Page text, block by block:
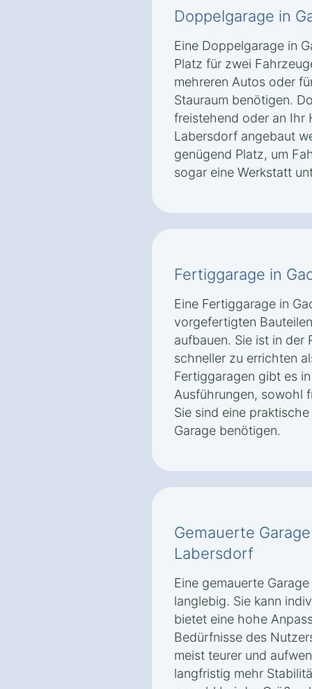
Doppelgarage in
Eine Doppelgarage in
Platz für zwei
mehreren Autos oder
Stauraum benötigen.
freistehend oder an Ihr
Labersdorf angebaut
genügend Platz, um
sogar eine Werkstatt
Fertiggarage in
Eine Fertiggarage in
vorgefertigten
aufbauen. Sie ist in der
schneller zu errichten
Fertiggaragen gibt es
Ausführungen, sowohl
Sie sind eine
Garage benötigen.
Gemauerte
Labersdorf
Eine gemauerte
langlebig. Sie kann
bietet eine hohe
Bedürfnisse des
meist teurer und
langfristig mehr